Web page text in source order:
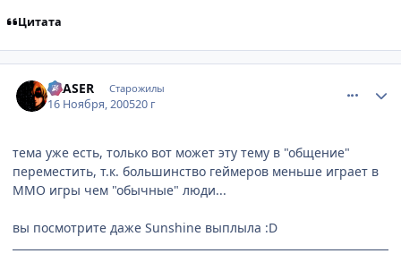
Цитата
ERASER Старожилы
16 Ноября, 200520 г
тема уже есть, только вот может эту тему в "общение"
переместить, т.к. большинство геймеров меньше играет в
ММО игры чем "обычные" люди...
вы посмотрите даже Sunshine выплыла :D